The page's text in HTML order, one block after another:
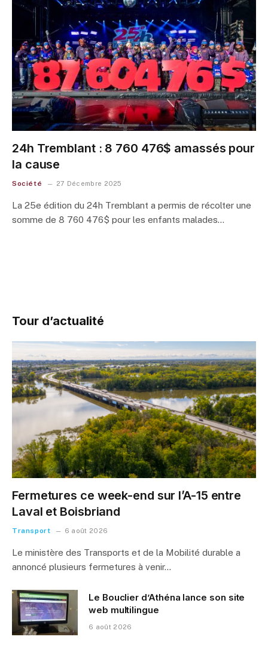
24h Tremblant : 8 760 476$ amassés pour
la cause
Société 27 Décembre 2025
La 25e édition du 24h Tremblant a permis de récolter une
somme de 8 760 476$ pour les enfants malades…
Tour d’actualité
Fermetures ce week-end sur l’A-15 entre
Laval et Boisbriand
Transport 6 août 2026
Le ministère des Transports et de la Mobilité durable a
annoncé plusieurs fermetures à venir…
Le Bouclier d’Athéna lance son site
web multilingue
6 août 2026